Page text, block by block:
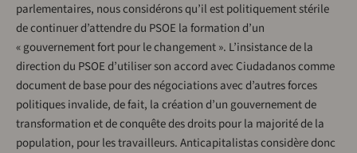
parlementaires, nous considérons qu’il est politiquement stérile
de continuer d’attendre du PSOE la formation d’un
« gouvernement fort pour le changement ». L’insistance de la
direction du PSOE d’utiliser son accord avec Ciudadanos comme
document de base pour des négociations avec d’autres forces
politiques invalide, de fait, la création d’un gouvernement de
transformation et de conquête des droits pour la majorité de la
population, pour les travailleurs. Anticapitalistas considère donc